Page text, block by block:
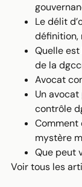
Le délit
définition,
Quelle
de la
Avocat
Un
contrôle
Comment
mystère
Que peut
Voir tous les